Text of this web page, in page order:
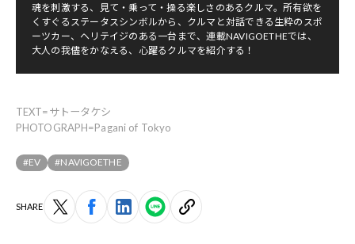
魂を刺激する、見て・乗って・操る楽しさのあるクルマ。所有欲を
くすぐるステータスシンボルから、クルマと対話できる生粋のスポ
ーツカー、ヘリテイジのある一台まで、連載NAVIGOETHEでは、
大人の我儘をかなえる、心躍るクルマを紹介する！
TEXT=サトータケシ
PHOTOGRAPH=Pagani of Tokyo
#EV #NAVIGOETHE
SHARE